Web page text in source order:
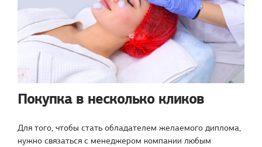
Покупка в несколько кликов
Для того, чтобы стать обладателем желаемого диплома,
нужно связаться с менеджером компании любым